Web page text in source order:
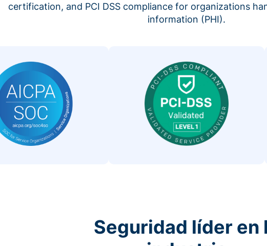
certification, and PCI DSS compliance for organizations
information (PHI).
Seguridad líder en